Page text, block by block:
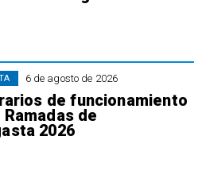
6 de agosto de 2026
de funcionamiento
de
2026